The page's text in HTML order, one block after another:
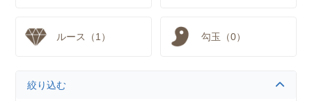
ルース（1） 勾玉（0）
絞り込む